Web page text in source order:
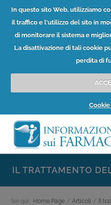
In questo sito Web, utilizziamo
il traffico e l'utilizzo del sito in
di monitorare il sistema e
La disattivazione di tali cookie
perdita di
IL TRATTAMENTO
Sei qui: Home Page / Articoli / Il